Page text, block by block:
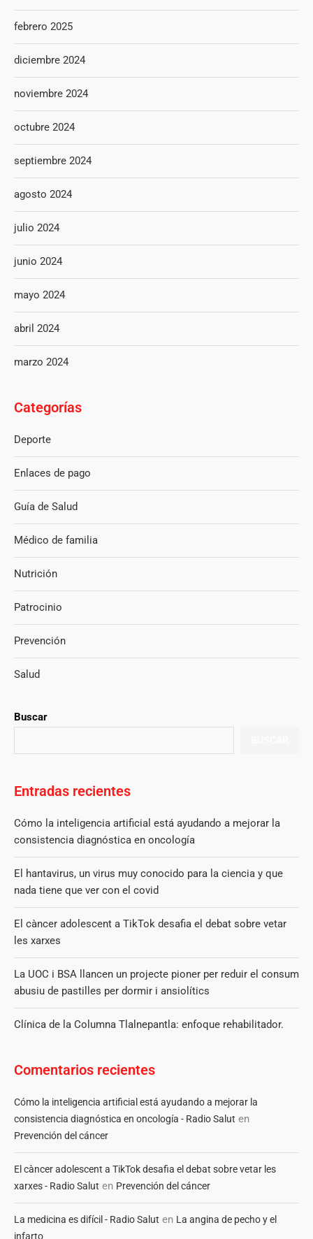
Buscar
Entradas recientes
Cómo la inteligencia artificial está ayudando a mejorar la
consistencia diagnóstica en oncología
El hantavirus, un virus muy conocido para la ciencia y que
nada tiene que ver con el covid
El càncer adolescent a TikTok desafia el debat sobre vetar
les xarxes
La UOC i BSA llancen un projecte pioner per reduir el consum
abusiu de pastilles per dormir i ansiolítics
Clínica de la Columna Tlalnepantla: enfoque rehabilitador.
Comentarios recientes
Cómo la inteligencia artificial está ayudando a mejorar la
consistencia diagnóstica en oncología - Radio Salut en
Prevención del cáncer
El càncer adolescent a TikTok desafia el debat sobre vetar les
xarxes - Radio Salut en Prevención del cáncer
La medicina es difícil - Radio Salut en La angina de pecho y el
infarto
febrero 2025
diciembre 2024
noviembre 2024
octubre 2024
septiembre 2024
agosto 2024
julio 2024
junio 2024
mayo 2024
abril 2024
marzo 2024
Categorías
Deporte
Enlaces de pago
Guía de Salud
Médico de familia
Nutrición
Patrocinio
Prevención
Salud